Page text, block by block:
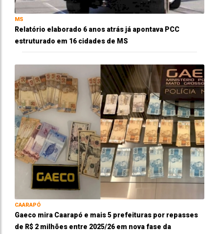
MS
Relatório elaborado 6 anos atrás já apontava PCC
estruturado em 16 cidades de MS
CAARAPÓ
Gaeco mira Caarapó e mais 5 prefeituras por repasses
de R$ 2 milhões entre 2025/26 em nova fase da